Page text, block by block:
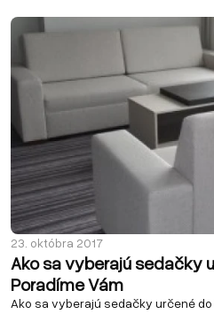
23. októbra 2017
Ako sa vyberajú sedačky
Poradíme Vám
Ako sa vyberajú sedačky určené